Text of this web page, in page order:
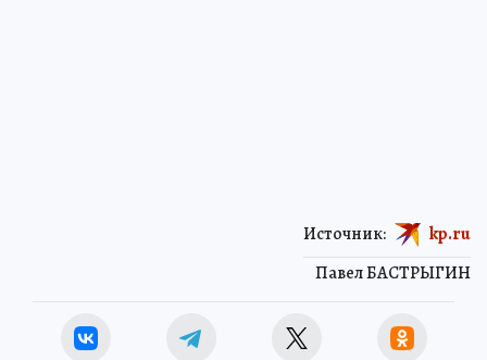
Павел БАСТРЫГИН
Источник: kp.ru